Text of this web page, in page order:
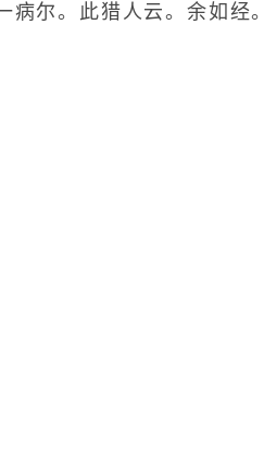
尔。此猎人云。余如经。